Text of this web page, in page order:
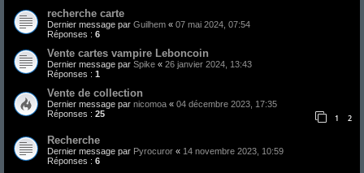
recherche carte
Dernier message par Guilhem « 07 mai 2024, 07:54
Réponses : 6
Vente cartes vampire Leboncoin
Dernier message par Spike « 26 janvier 2024, 13:43
Réponses : 1
Vente de collection
Dernier message par nicomoa « 04 décembre 2023, 17:35
Réponses : 25 1 2
Recherche
Dernier message par Pyrocuror « 14 novembre 2023, 10:59
Réponses : 6